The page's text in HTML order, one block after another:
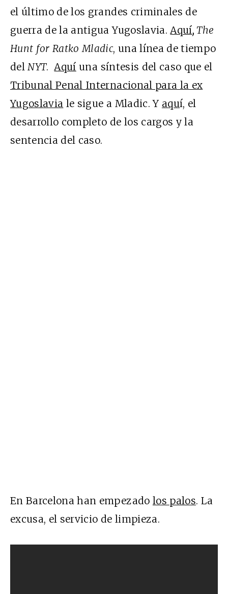
el último de los grandes criminales de
guerra de la antigua Yugoslavia. Aquí,The
Hunt for Ratko Mladic, una línea de tiempo
del NYT. Aquí una síntesis del caso que el
Tribunal Penal Internacional para la ex
Yugoslavia le sigue a Mladic. Y aquí, el
desarrollo completo de los cargos y la
sentencia del caso.
En Barcelona han empezado los palos. La
excusa, el servicio de limpieza.